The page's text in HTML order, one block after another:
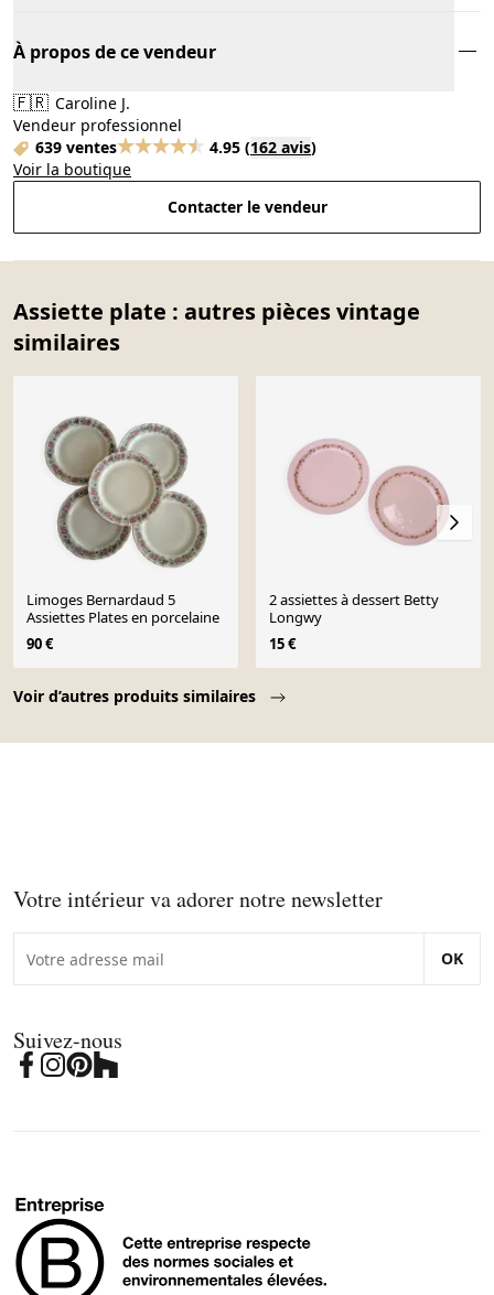
À propos de ce vendeur
🇫🇷 Caroline J.
Vendeur professionnel
639 ventes
4.95 (162 avis)
Voir la boutique
Contacter le vendeur
Assiette plate : autres pièces vintage
similaires
Voir d’autres produits similaires
Limoges Bernardaud 5
Assiettes Plates en porcelaine
90 €
2 assiettes à dessert Betty
Longwy
15 €
Votre intérieur va adorer notre newsletter
OK
Suivez-nous